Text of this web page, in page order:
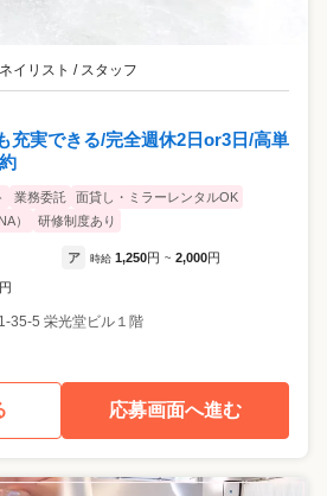
ネイリスト / スタッフ
充実できる/完全週休2日or3日/高単
業務委託
面貸し・ミラーレンタルOK
）
研修制度あり
ア 時給 1,250円 ~ 2,000円
35-5 栄光堂ビル１階
応募画面へ進む